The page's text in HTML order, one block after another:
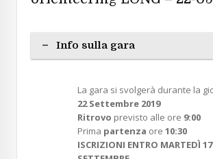
Info sulla gara
La gara si svolgerà durante la
22 Settembre 2019
Ritrovo previsto alle ore 9:00
Prima partenza ore 10:30
ISCRIZIONI ENTRO MARTEDÌ 17